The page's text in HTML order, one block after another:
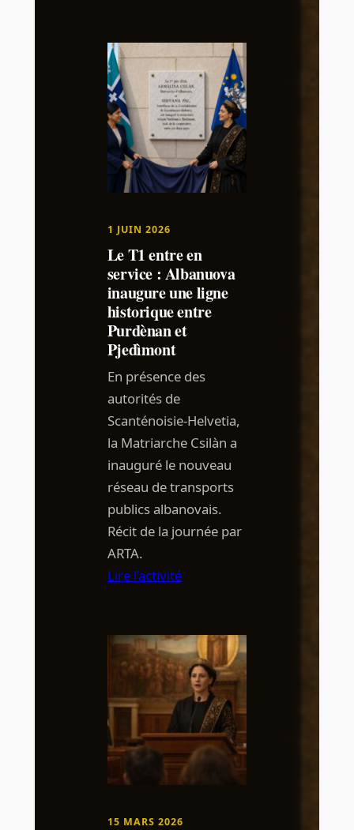
1 JUIN 2026
Le T1 entre en
service : Albanuova
inaugure une ligne
historique entre
Purdènan et
Pjedìmont
En présence des
autorités de
Scanténoisie-Helvetia,
la Matriarche Csilàn a
inauguré le nouveau
réseau de transports
publics albanovais.
Récit de la journée par
ARTA.
Lire l’activité
15 MARS 2026